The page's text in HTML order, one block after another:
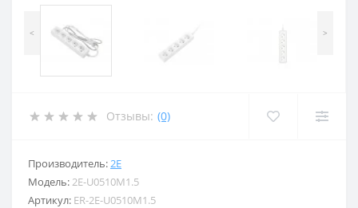
< >
Отзывы: (0)
Производитель: 2E
Модель: 2E-U0510M1.5
Артикул: ER-2E-U0510M1.5